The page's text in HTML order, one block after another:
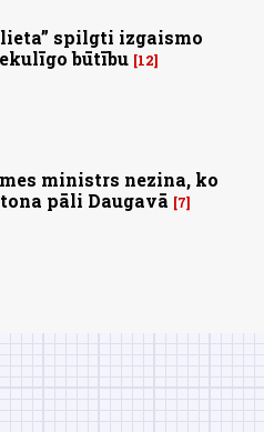
lieta” spilgti izgaismo
būtību 12
ministrs nezina, ko
pāli Daugavā
7